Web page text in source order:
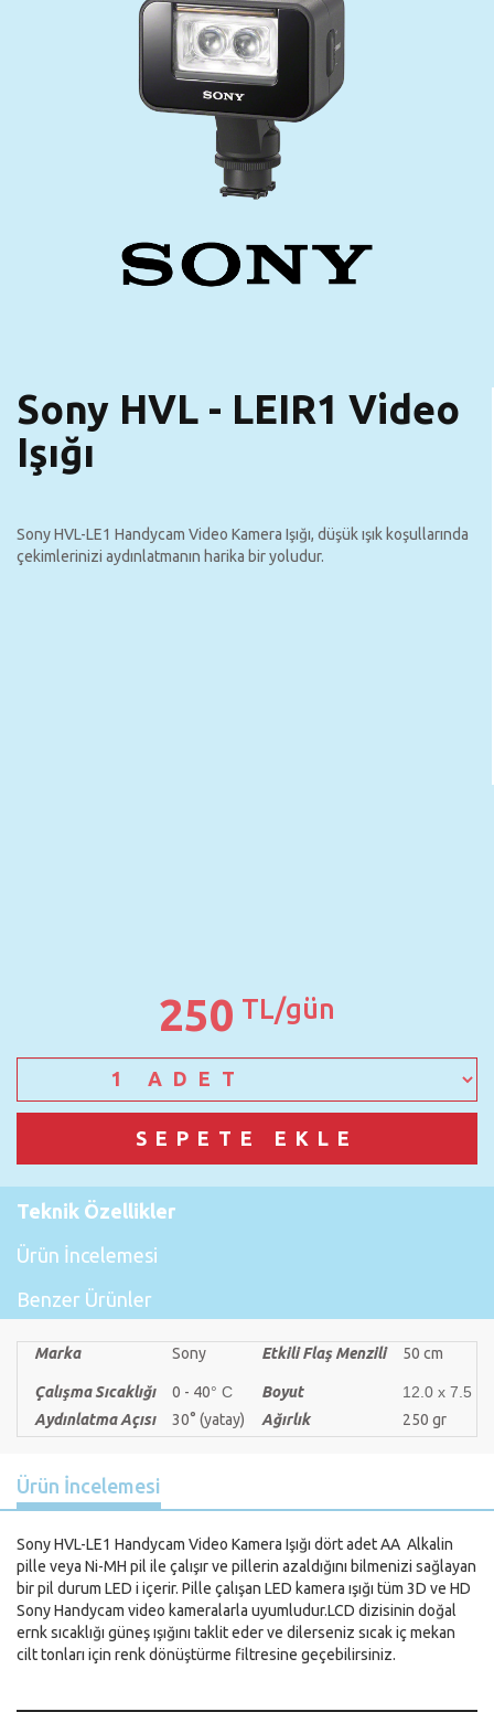
Sony HVL - LEIR1 Video
Işığı
Sony HVL-LE1 Handycam Video Kamera Işığı, düşük ışık koşullarında
çekimlerinizi aydınlatmanın harika bir yoludur.
250 TL/gün
Teknik Özellikler
Ürün İncelemesi
Benzer Ürünler
Marka Sony Etkili Flaş Menzili 50 cm
Çalışma Sıcaklığı 0 - 40° C Boyut
12.0 x 7.5 x
Aydınlatma Açısı
30° (yatay) Ağırlık 250 gr
Ürün İncelemesi
Sony HVL-LE1 Handycam Video Kamera Işığı dört adet AA Alkalin
pille veya Ni-MH pil ile çalışır ve pillerin azaldığını bilmenizi sağlayan
bir pil durum LED i içerir. Pille çalışan LED kamera ışığı tüm 3D ve HD
Sony Handycam video kameralarla uyumludur.LCD dizisinin doğal
ernk sıcaklığı güneş ışığını taklit eder ve dilerseniz sıcak iç mekan
cilt tonları için renk dönüştürme filtresine geçebilirsiniz.